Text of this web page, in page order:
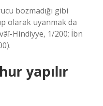
bozmadığı gibi
olarak uyanmak da
Hindiyye, 1/200; İbn
yapılır